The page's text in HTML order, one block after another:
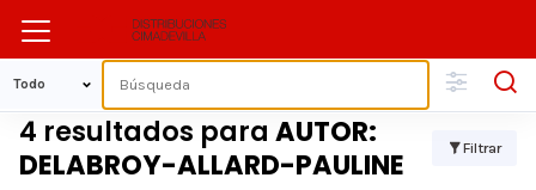
4 resultados para AUTOR:
DELABROY-ALLARD-PAULINE
Filtrar